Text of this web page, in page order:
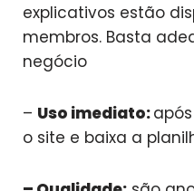
explicativos estão
membros. Basta
negócio
– Uso imediato:
o site e baixa a